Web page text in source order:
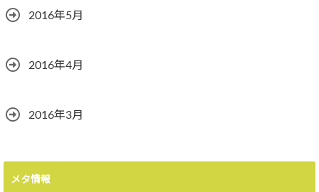
2016年5月
2016年4月
2016年3月
メタ情報